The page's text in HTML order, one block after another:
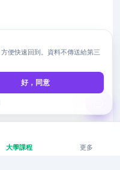
大學課程 更多
便快速回到。資料不傳送給第三
好，同意